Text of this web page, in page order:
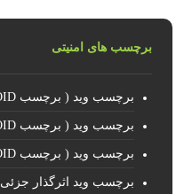
برچسب های امنیتی
برچسب وید ( برچسب VOID )
برچسب وید ( برچسب VOID) اثرگذار
برچسب وید ( برچسب VOID) بدون اثر
برچسب وید اثرگذار جزئی